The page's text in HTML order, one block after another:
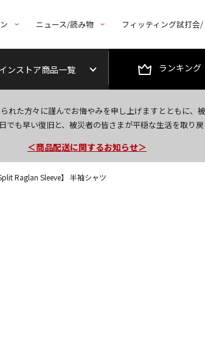
ニュース/読み物 フィッティング試打会
ンストア商品一覧 ランキング
れた方々に謹んでお悔やみを申し上げますとともに、
でも早い復旧と、被災者の皆さまが平穏な生活を取り戻
今なら新規会員登録で1,000円OFFクーポン
＜商品配送に関するお知らせ＞
＜夏季休暇中のご注文・発送・お問い合わせ＞
Raglan Sleeve】 半袖シャツ